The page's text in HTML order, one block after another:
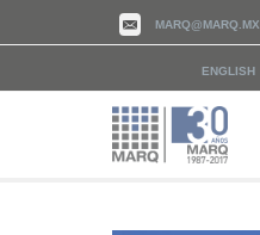
MARQ@MARQ.MX
ENGLISH